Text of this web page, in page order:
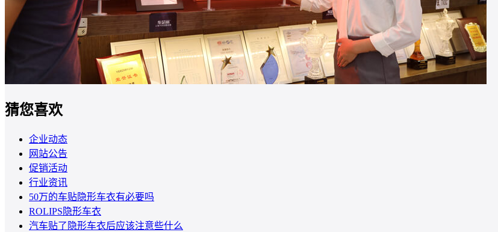
猜您喜欢
企业动态
网站公告
促销活动
行业资讯
50万的车贴隐形车衣有必要吗
ROLIPS隐形车衣
汽车贴了隐形车衣后应该注意些什么